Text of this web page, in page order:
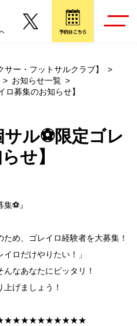
ー・フットサルクラブ】
お知らせ一覧
ロ募集のお知らせ】
ル⚽限定ゴレ
せ】
⚽』
め、ゴレイロ経験者を大募集！
ロだけやりたい！」
んなあなたにピッタリ！
げましょう！